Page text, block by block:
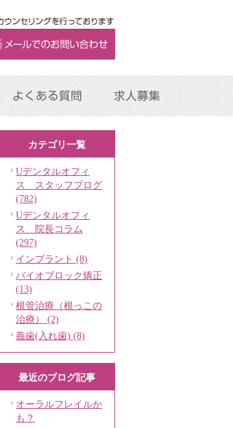
よくある質問 求人募集
カテゴリ一覧
Uデンタルオフィ
ス スタッフブログ
(782)
Uデンタルオフィ
ス 院長コラム
(297)
インプラント (8)
バイオブロック矯正
(13)
根管治療（根っこの
治療） (2)
義歯(入れ歯) (8)
最近のブログ記事
オーラルフレイルか
も？